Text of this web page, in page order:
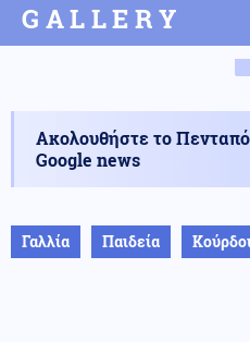
GALLERY
Ακολουθήστε το
Google news
Γαλλία Παιδεία